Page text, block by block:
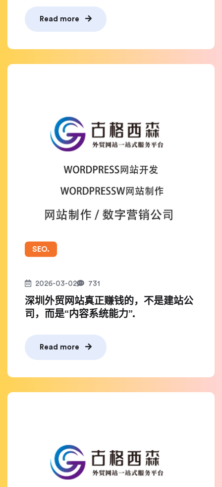
Read more
SEO.
2026-03-02 731
深圳外贸网站真正赚钱的，不是建站公
司，而是“内容系统能力”.
Read more